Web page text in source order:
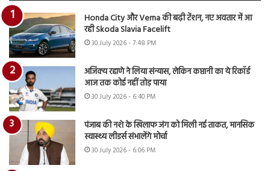
Honda City और Verna की बढ़ी टेंशन, नए अवतार में आ
रही Skoda Slavia Facelift
30 July 2026 - 7:48 PM
अजिंक्य रहाणे ने लिया संन्यास, लेकिन कप्तानी का ये रिकॉर्ड
आज तक कोई नहीं तोड़ पाया
30 July 2026 - 6:40 PM
पंजाब की नशे के खिलाफ जंग को मिली नई ताकत, मानसिक
स्वास्थ्य लीडर्स संभालेंगे मोर्चा
30 July 2026 - 6:06 PM